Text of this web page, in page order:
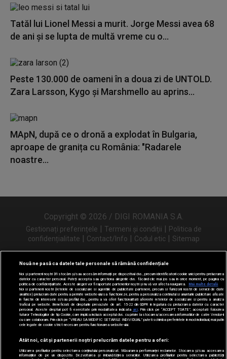
Tatăl lui Lionel Messi a murit. Jorge Messi avea 68
de ani și se lupta de multă vreme cu o...
Peste 130.000 de oameni în a doua zi de UNTOLD.
Zara Larsson, Kygo și Marshmello au aprins...
MApN, după ce o dronă a explodat în Bulgaria,
aproape de granița cu România: "Radarele
noastre...
Copyright © 2026 / DIGI ROMANIA S.A.
Gestionați preferințele | Termeni și condiții | Politica de
confidențialitate | Contact/Info | Codul etic | Sitemap
Urmărește-ne și pe
Nouă ne pasă ca datele tale personale să rămână confidențiale
Noi și partenerii noștri31 stocăm și/sau accesăm informații pe dispozitivul dvs., precum identificatorii cookie unici pentru prelucrarea
datelor cu caracter personal. Puteți accepta sau gestiona alegerile dvs. făcând clic mai jos sau în orice moment, pe pagina cu
politica de confidențialitate. Aceste alegeri vor fi raportate partenerilor noștri și nu vă vor afecta navigarea.
Mai multe detalii
Noi si partenerii nostri (retelele de socializare si agentiile de publicitate partenere, precum si furnizorii nostri de servicii de date
analitice) prelucram date pentru a permite website-ului sa functioneze, pentru a personaliza continutul si anunturile publicitare afisate
in functie de interesele si/sau profilul dvs., pentru a va oferi functionalitati aferente retelelor de socializare si pentru a analiza
traficul pe website. Beneficiati de drepturile prevazute de art. 15-22 din GDPR in legatura cu prelucrarea datelor cu caracter
personal. Aceste drepturi pot fi exercitate prin modalitatea indicata aici. Prin click pe “ACCEPT TOATE”, acceptati folosirea
tuturor Tehnologiilor de tip Cookie, care implica inclusiv acceptul dvs. cu privire la stocarea/accesarea informatiilor de catre Vendor-ii
cu care colaboram. Prin click pe “VREAU SA MODIFIC SETARILE INDIVIDUAL” puteti schimba preferintele in mod individual, mai putin
cele legate de cookie strict necesare pentru functionarea website-ului.
Atât noi, cât și partenerii noștri prelucrăm datele pentru a oferi:
Utilizarea profilurilor pentru selectarea conținutului personalizat. Măsurarea performanței reclamelor. Stocarea și/sau accesarea
informațiilor de pe un dispozitiv. Dezvoltarea și îmbunătățirea serviciilor. Utilizarea profilurilor pentru selectarea publicității